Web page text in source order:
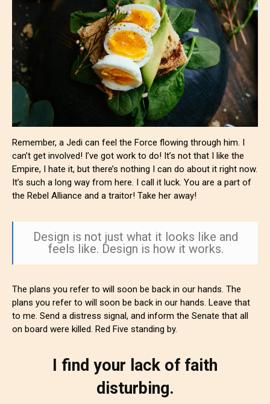
Remember, a Jedi can feel the Force flowing through him. I
can’t get involved! I’ve got work to do! It’s not that I like the
Empire, I hate it, but there’s nothing I can do about it right now.
It’s such a long way from here. I call it luck. You are a part of
the Rebel Alliance and a traitor! Take her away!
Design is not just what it looks like and
feels like. Design is how it works.
The plans you refer to will soon be back in our hands. The
plans you refer to will soon be back in our hands. Leave that
to me. Send a distress signal, and inform the Senate that all
on board were killed. Red Five standing by.
I find your lack of faith
disturbing.